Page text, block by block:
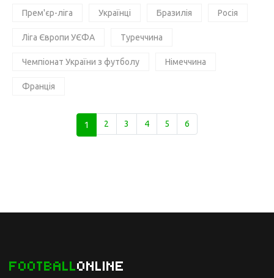
Прем'єр-ліга Українці Бразилія Росія
Ліга Європи УЄФА Туреччина
Чемпіонат України з футболу Німеччина
Франція
1 2 3 4 5 6
FOOTBALLONLINE